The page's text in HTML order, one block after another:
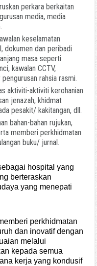
perkara berkaitan
media, media
keselamatan
dokumen dan peribadi
masa seperti
kawalan CCTV,
rahsia rasmi.
aktiviti-aktiviti kerohanian
jenazah, khidmat
pesakit/ kakitangan, dll.
bahan-bahan rujukan,
memberi perkhidmatan
buku/ jurnal.
hospital yang
berteraskan
yang menepati
perkhidmatan
dan inovatif dengan
melalui
kepada semua
kerja yang kondusif